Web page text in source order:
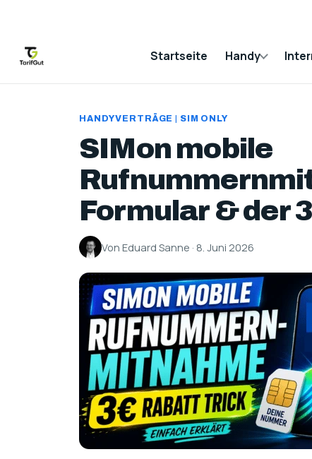
Startseite Handy
HANDYVERTRÄGE SIM ONLY
SIMon mobile
Formular & der
Von Eduard Sanne · 8. Juni 2026